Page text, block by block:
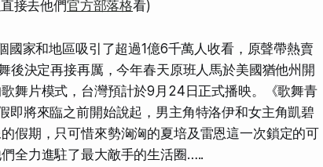
接去他們官方部落格看)
國家和地區吸引了超過1億6千萬人收看，原聲帶熱賣
後決定再接再厲，今年春天原班人馬於美國猶他州開
舞片模式，台灣預計於9月24日正式播映。《歌舞青
即將來臨之前開始說起，男主角特洛伊和女主角凱碧
假期，只可惜來勢洶洶的夏培及雷恩這一次鎖定的可
全力進駐了最大敵手的生活圈…..